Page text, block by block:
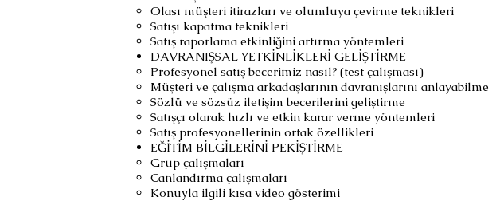
Olası müşteri itirazları ve olumluya çevirme teknikleri
Satışı kapatma teknikleri
Satış raporlama etkinliğini artırma yöntemleri
DAVRANIŞSAL YETKİNLİKLERİ GELİŞTİRME
Profesyonel satış becerimiz nasıl? (test çalışması)
Müşteri ve çalışma arkadaşlarının davranışlarını anlayabilme
Sözlü ve sözsüz iletişim becerilerini geliştirme
Satışçı olarak hızlı ve etkin karar verme yöntemleri
Satış profesyonellerinin ortak özellikleri
EĞİTİM BİLGİLERİNİ PEKİŞTİRME
Grup çalışmaları
Canlandırma çalışmaları
Konuyla ilgili kısa video gösterimi